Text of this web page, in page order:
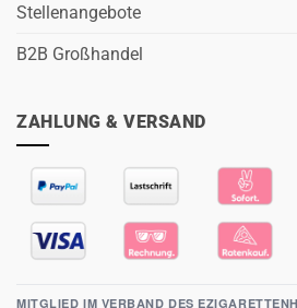
Stellenangebote
B2B Großhandel
ZAHLUNG & VERSAND
MITGLIED IM VERBAND DES